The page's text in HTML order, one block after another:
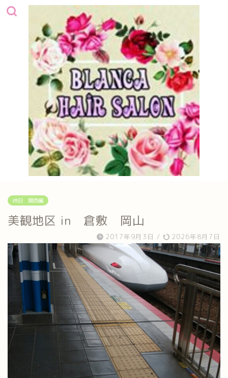
休日 関西編
美観地区 in 倉敷 岡山
2017年9月3日 / 2026年8月7日